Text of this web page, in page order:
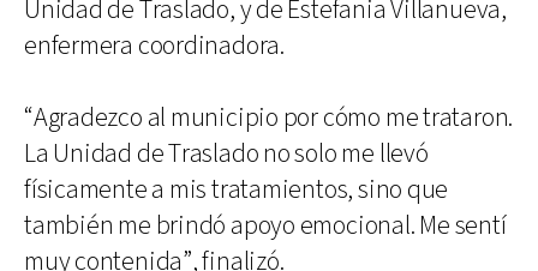
Unidad de Traslado, y de Estefania Villanueva,
enfermera coordinadora.
“Agradezco al municipio por cómo me trataron.
La Unidad de Traslado no solo me llevó
físicamente a mis tratamientos, sino que
también me brindó apoyo emocional. Me sentí
muy contenida”, finalizó.